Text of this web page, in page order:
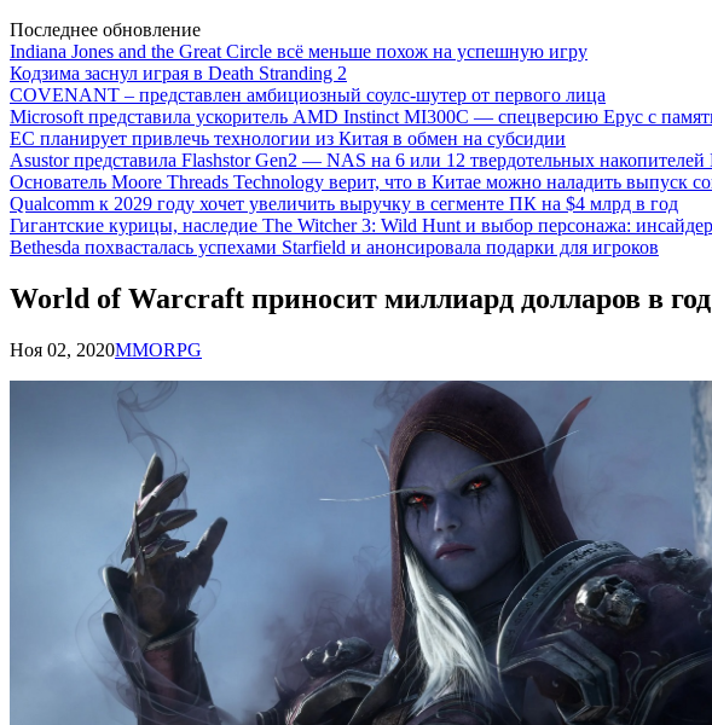
Последнее обновление
Indiana Jones and the Great Circle всё меньше похож на успешную игру
Кодзима заснул играя в Death Stranding 2
COVENANT – представлен амбициозный соулс-шутер от первого лица
Microsoft представила ускоритель AMD Instinct MI300C — спецверсию Epyc с
ЕС планирует привлечь технологии из Китая в обмен на субсидии
Asustor представила Flashstor Gen2 — NAS на 6 или 12 твердотельных накопителей
Основатель Moore Threads Technology верит, что в Китае можно наладить выпуск
Qualcomm к 2029 году хочет увеличить выручку в сегменте ПК на $4 млрд в год
Гигантские курицы, наследие The Witcher 3: Wild Hunt и выбор персонажа:
Bethesda похвасталась успехами Starfield и анонсировала подарки для игроков
World of Warcraft приносит миллиард долларов в год
Ноя 02, 2020MMORPG